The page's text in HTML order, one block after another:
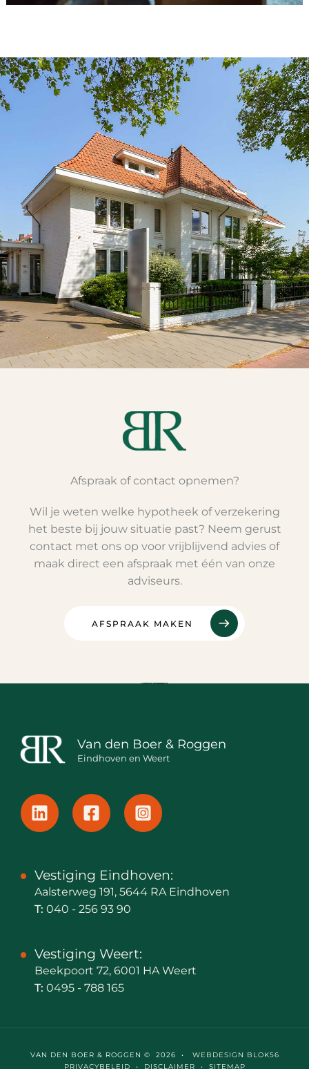
Afspraak of contact opnemen?
Wil je weten welke hypotheek of verzekering
het beste bij jouw situatie past? Neem gerust
contact met ons op voor vrijblijvend advies of
maak direct een afspraak met één van onze
adviseurs.
AFSPRAAK MAKEN
Van den Boer & Roggen
Eindhoven en Weert
Vestiging Eindhoven:
Aalsterweg 191, 5644 RA Eindhoven
T: 040 - 256 93 90
Vestiging Weert:
Beekpoort 72, 6001 HA Weert
T: 0495 - 788 165
VAN DEN BOER & ROGGEN © 2026 •
WEBDESIGN BLOK56
PRIVACYBELEID • DISCLAIMER • SITEMAP